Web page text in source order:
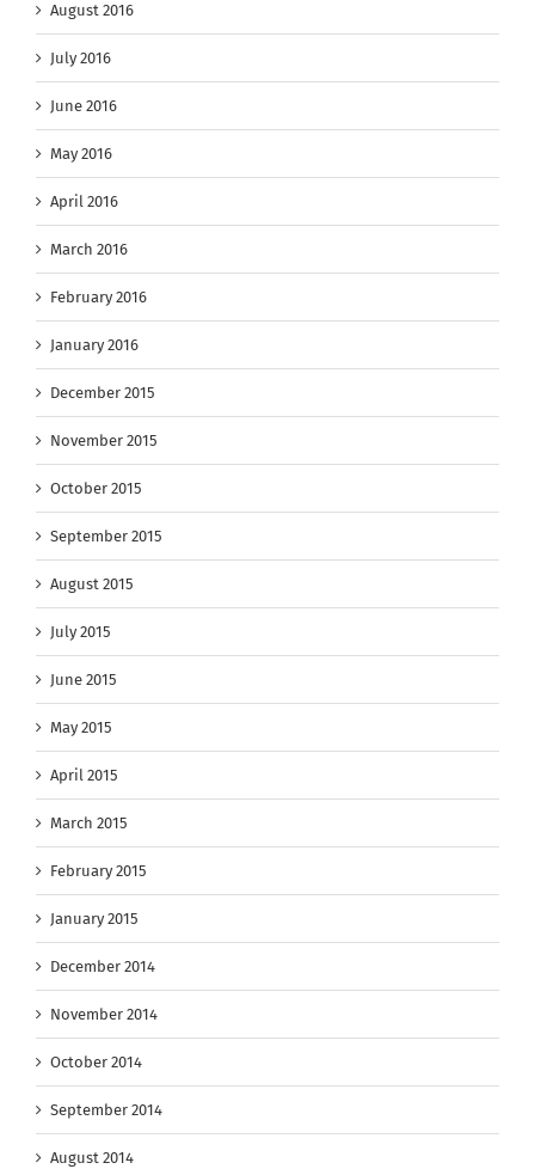
August 2016
July 2016
June 2016
May 2016
April 2016
March 2016
February 2016
January 2016
December 2015
November 2015
October 2015
September 2015
August 2015
July 2015
June 2015
May 2015
April 2015
March 2015
February 2015
January 2015
December 2014
November 2014
October 2014
September 2014
August 2014